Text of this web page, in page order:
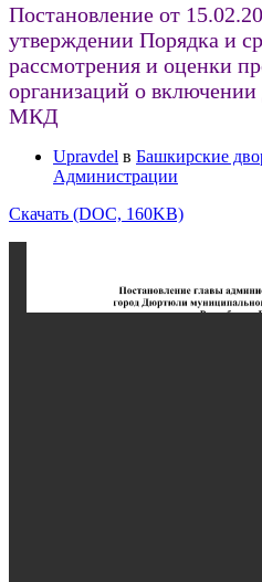
Постановление от
утверждении Порядка и
рассмотрения и оценки
организаций о
МКД
Upravdel в Башкирские
Администрации
Скачать (DOC, 160KB)